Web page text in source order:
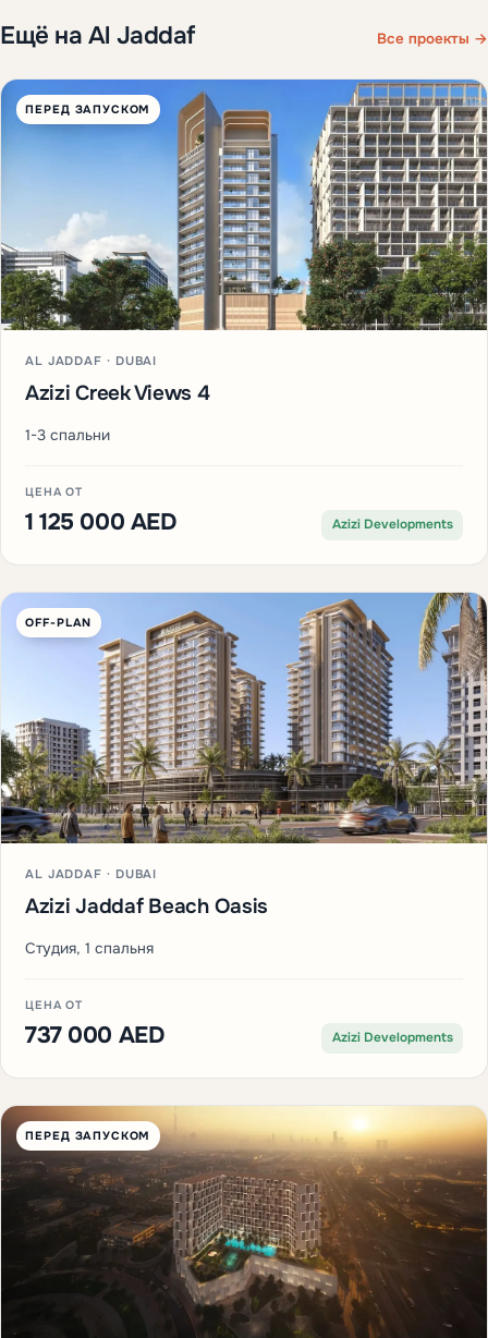
AL ROWAIYAH · DUBAI
Tilal Binghatti
ЦЕНА ОТ
4 200 000 AED Binghatti Developers
Ещё на Al Jaddaf
ПЕРЕД ЗАПУСКОМ
AL JADDAF · DUBAI
Azizi Creek Views 4
1-3 спальни
ЦЕНА ОТ
1 125 000 AED
OFF-PLAN
AL JADDAF · DUBAI
Azizi Jaddaf Beach Oasis
Студия, 1 спальня